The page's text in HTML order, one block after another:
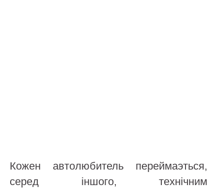
Кожен автолюбитель переймаэться,
серед іншого, технічним